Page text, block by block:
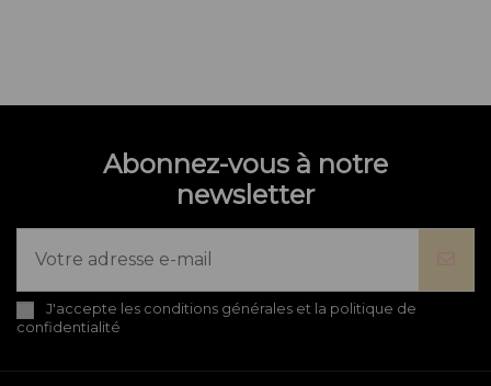
Abonnez-vous à notre
newsletter
J'accepte les conditions générales et la politique de
confidentialité